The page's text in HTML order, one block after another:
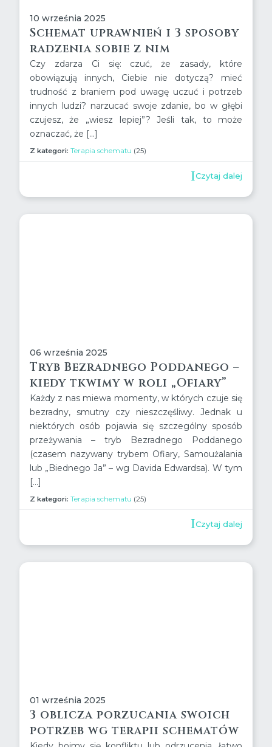
10 września 2025
Schemat uprawnień i 3 sposoby
radzenia sobie z nim
Czy zdarza Ci się: czuć, że zasady, które
obowiązują innych, Ciebie nie dotyczą? mieć
trudność z braniem pod uwagę uczuć i potrzeb
innych ludzi? narzucać swoje zdanie, bo w głębi
czujesz, że „wiesz lepiej”? Jeśli tak, to może
oznaczać, że […]
Z kategori: Terapia schematu (25)
Czytaj dalej
06 września 2025
Tryb Bezradnego Poddanego –
kiedy tkwimy w roli „Ofiary”
Każdy z nas miewa momenty, w których czuje się
bezradny, smutny czy nieszczęśliwy. Jednak u
niektórych osób pojawia się szczególny sposób
przeżywania – tryb Bezradnego Poddanego
(czasem nazywany trybem Ofiary, Samoużalania
lub „Biednego Ja” – wg Davida Edwardsa). W tym
[…]
Z kategori: Terapia schematu (25)
Czytaj dalej
01 września 2025
3 oblicza porzucania swoich
potrzeb wg terapii schematów